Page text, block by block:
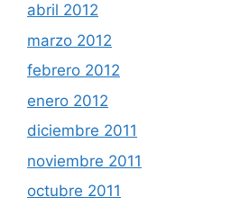
abril 2012
marzo 2012
febrero 2012
enero 2012
diciembre 2011
noviembre 2011
octubre 2011